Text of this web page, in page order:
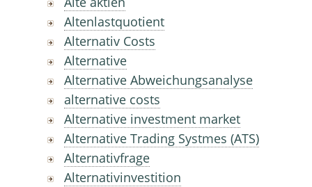
Altenlastquotient
Alternativ Costs
Alternative
Alternative Abweichungsanalyse
alternative costs
Alternative investment market
Alternative Trading Systmes (ATS)
Alternativfrage
Alternativinvestition